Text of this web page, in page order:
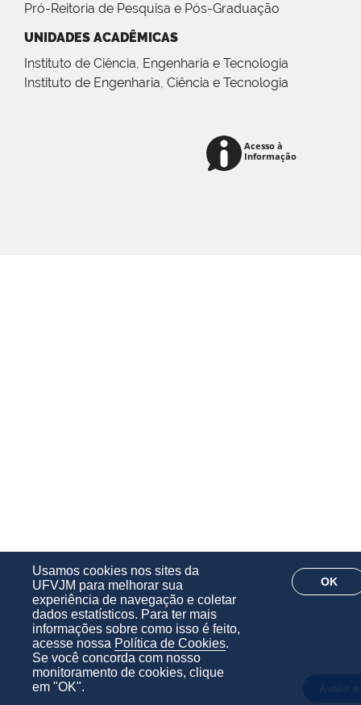
Usamos cookies nos sites da
UFVJM para melhorar sua
experiência de navegação e coletar
dados estatísticos. Para ter mais
informações sobre como isso é feito,
acesse nossa Política de Cookies.
Se você concorda com nosso
monitoramento de cookies, clique
em "OK".
OK
Pró-Reitoria de Pesquisa e Pós-Graduação
UNIDADES ACADÊMICAS
Instituto de Ciência, Engenharia e Tecnologia
Instituto de Engenharia, Ciência e Tecnologia